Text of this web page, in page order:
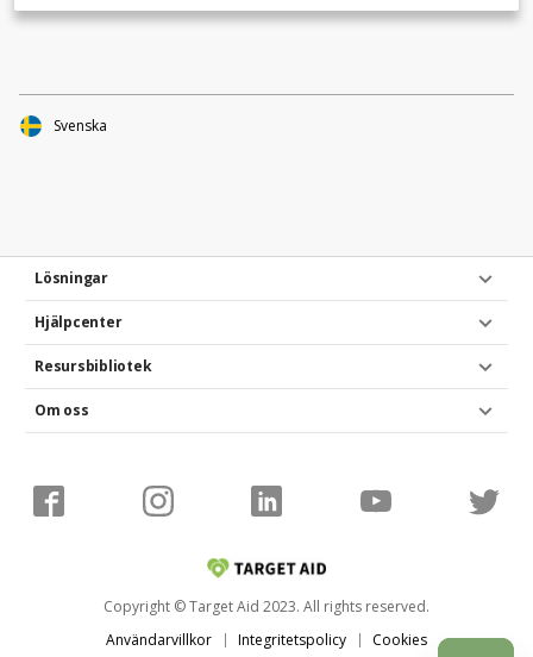
Lösningar
Hjälpcenter
Resursbibliotek
Om oss
Copyright © Target Aid 2023. All rights reserved.
Användarvillkor
Integritetspolicy Cookies
Svenska